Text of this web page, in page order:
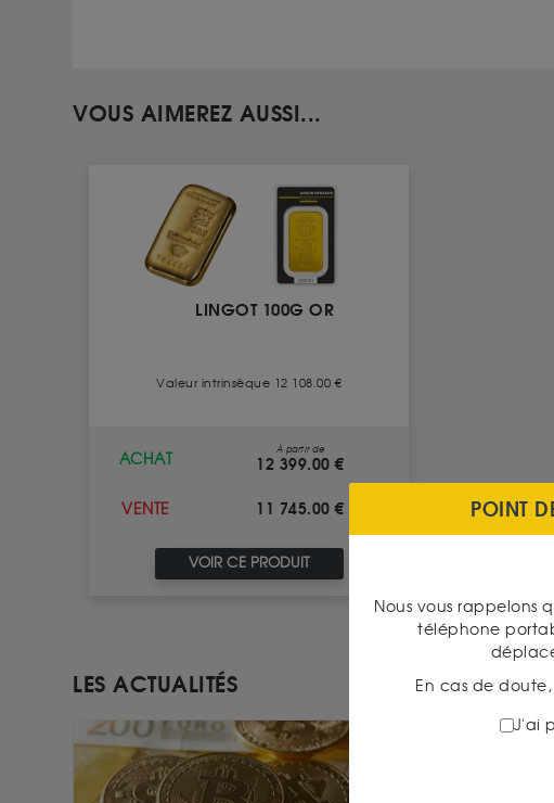
VOUS AIMEREZ AUSSI...
LINGOT 100G OR
Valeur intrinsèque 12 108.00 €
ACHAT
À partir de
12 399.00 €
VENTE 11 745.00 €
VOIR CE PRODUIT
LES ACTUALITÉS
POINT
Nous vous rappelons
téléphone
En cas de
J'ai